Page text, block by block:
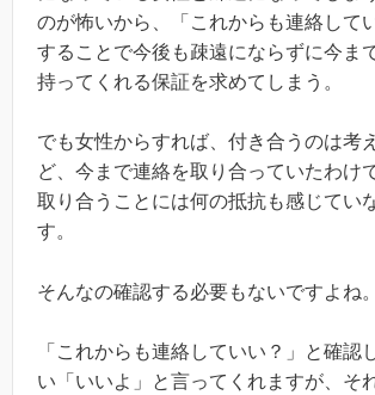
のが怖いから、「これからも連絡して
することで今後も疎遠にならずに今ま
持ってくれる保証を求めてしまう。
でも女性からすれば、付き合うのは考
ど、今まで連絡を取り合っていたわけ
取り合うことには何の抵抗も感じてい
す。
そんなの確認する必要もないですよね。
「これからも連絡していい？」と確認
い「いいよ」と言ってくれますが、そ